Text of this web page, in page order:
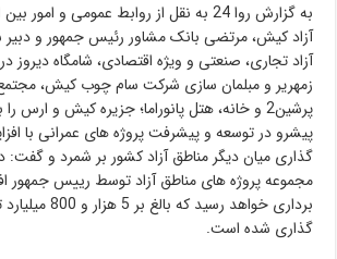
به گزارش روا 24 به نقل از روابط عمومی و
آزاد کیش، مرتضی بانک مشاور رئیس جمهور و دبیر
آزاد تجاری، صنعتی و ویژه اقتصادی، شامگاه دیروز در
زمهریر و مبلمان سازی شرکت سام چوب کیش،
پرشین2 و خانه، هتل پانوراما؛ جزیره کیش و ارس
پیشرو در توسعه و پیشرفت پروژه های عمرانی با
گذاری میان دیگر مناطق آزاد کشور بر شمرد و گفت:
مجموعه پروژه های مناطق آزاد توسط رییس جمهور
برداری خواهد
گذاری شده است.